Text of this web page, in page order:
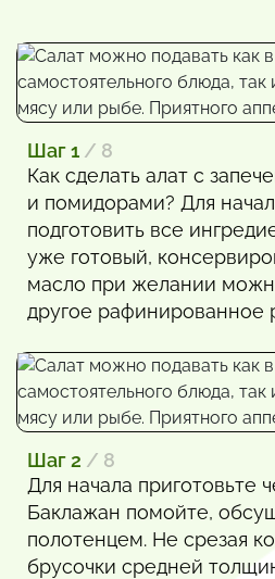
Шаг 1 / 8
Как сделать алат с
и помидорами? Для
подготовить все
уже готовый,
масло при желании
другое рафинированное
Шаг 2 / 8
Для начала приготовьте
Баклажан помойте,
полотенцем. Не срезая
брусочки средней